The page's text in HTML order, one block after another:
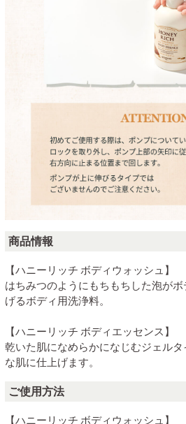
商品情報
【ハニーリッチ ボディウォッシュ】
はちみつのようにもちもちした泡が
げるボディ用洗浄料。
【ハニーリッチ ボディエッセンス】
乾いた肌になめらかになじむジェル
な肌に仕上げます。
ご使用方法
【ハニーリッチ ボディウォッシュ】